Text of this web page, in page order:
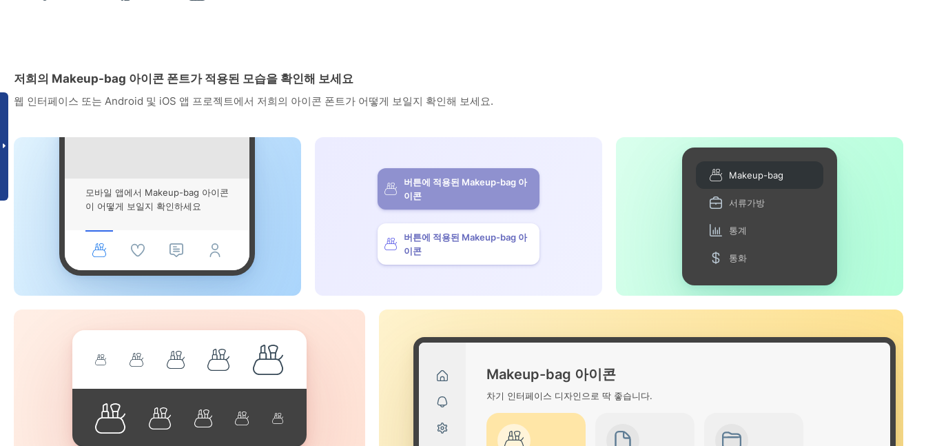
저희의 Makeup-bag 아이콘 폰트가 적용된 모습을 확인해 보세요
웹 인터페이스 또는 Android 및 iOS 앱 프로젝트에서 저희의 아이콘 폰트가 어떻게 보일지 확인해 보세요.
모바일 앱에서 Makeup-bag 아이콘
이 어떻게 보일지 확인하세요
버튼에 적용된 Makeup-bag 아
이콘
버튼에 적용된 Makeup-bag 아
이콘
Makeup-bag
서류가방
통계
통화
Makeup-bag 아이콘
차기 인터페이스 디자인으로 딱 좋습니다.